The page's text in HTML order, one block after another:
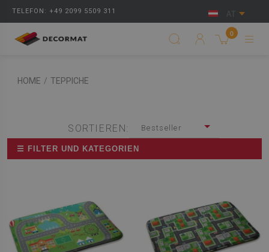
TELEFON: +49 2099 5509 311 AT
0
HOME / TEPPICHE
SORTIEREN: Bestseller
☰ FILTER UND KATEGORIEN